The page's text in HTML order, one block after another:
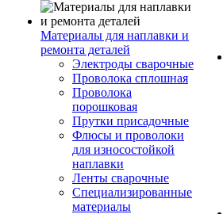
Материалы для наплавки и
ремонта деталей
Электроды сварочные
Проволока сплошная
Проволока
порошковая
Прутки присадочные
Флюсы и проволоки
для износостойкой
наплавки
Ленты сварочные
Специализированные
материалы